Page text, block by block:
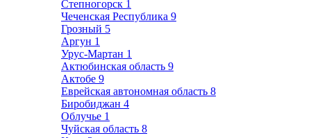
Степногорск 1
Чеченская Республика 9
Грозный 5
Аргун 1
Урус-Мартан 1
Актюбинская область 9
Актобе 9
Еврейская автономная область 8
Биробиджан 4
Облучье 1
Чуйская область 8